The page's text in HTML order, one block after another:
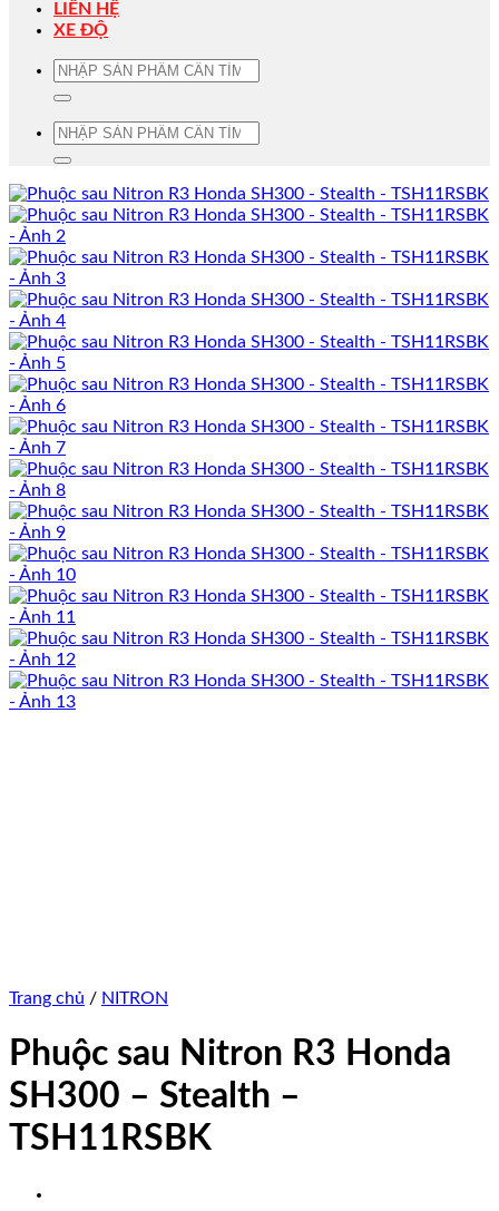
LIÊN HỆ
XE ĐỘ
Tìm
Tìm
Trang chủ / NITRON
Phuộc sau Nitron R3 Honda
SH300 – Stealth –
TSH11RSBK